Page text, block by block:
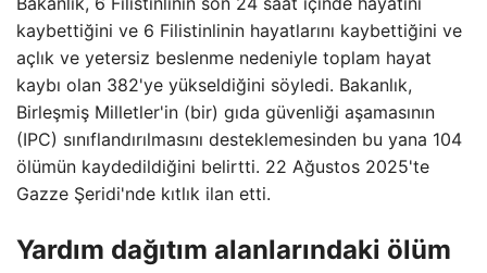
kaybettiğini ve 6 Filistinlinin hayatlarını kaybettiğini ve
açlık ve yetersiz beslenme nedeniyle toplam hayat
kaybı olan 382'ye yükseldiğini söyledi. Bakanlık,
Birleşmiş Milletler'in (bir) gıda güvenliği aşamasının
(IPC) sınıflandırılmasını desteklemesinden bu yana 104
ölümün kaydedildiğini belirtti. 22 Ağustos 2025'te
Gazze Şeridi'nde kıtlık ilan etti.
Yardım dağıtım alanlarındaki ölüm